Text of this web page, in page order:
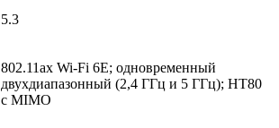
5.3
802.11ax Wi-Fi 6E; одновременный
двухдиапазонный (2,4 ГГц и 5 ГГц); HT80
с MIMO